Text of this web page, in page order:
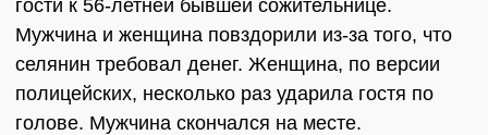
гости к 56-летней бывшей сожительнице.
Мужчина и женщина повздорили из-за того, что
селянин требовал денег. Женщина, по версии
полицейских, несколько раз ударила гостя по
голове. Мужчина скончался на месте.